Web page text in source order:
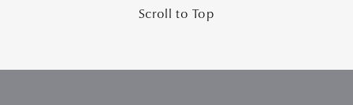
Scroll to Top